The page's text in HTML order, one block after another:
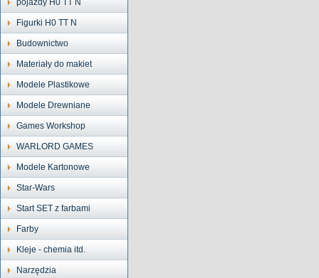
pojazdy H0 TT N
Figurki H0 TT N
Budownictwo
Materiały do makiet
Modele Plastikowe
Modele Drewniane
Games Workshop
WARLORD GAMES
Modele Kartonowe
Star-Wars
Start SET z farbami
Farby
Kleje - chemia itd.
Narzędzia